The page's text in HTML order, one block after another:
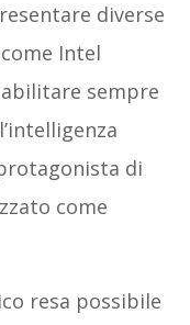
diverse
Intel
sempre
di
come
resa possibile